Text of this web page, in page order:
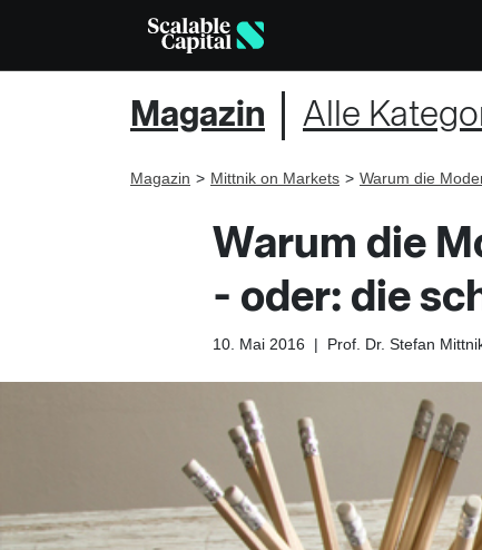
Magazin Alle
Magazin Mittnik on Markets Warum die
Warum die
- oder: die
10. Mai 2016 | Prof. Dr. Stefan